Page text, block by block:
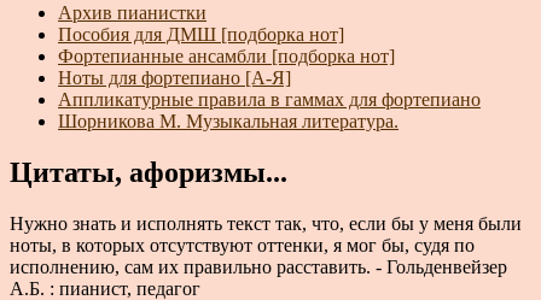
Архив пианистки
Пособия для ДМШ [подборка нот]
Фортепианные ансамбли [подборка нот]
Ноты для фортепиано [А-Я]
Аппликатурные правила в гаммах для фортепиано
Шорникова М. Музыкальная литература.
Цитаты, афоризмы...
Нужно знать и исполнять текст так, что, если бы у меня были
ноты, в которых отсутствуют оттенки, я мог бы, судя по
исполнению, сам их правильно расставить. - Гольденвейзер
А.Б. : пианист, педагог